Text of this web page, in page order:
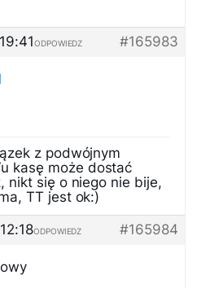
#165983
ODPOWIEDZ
z podwójnym
kasę może dostać
nikt się o niego nie bije,
TT jest ok:)
#165984
ODPOWIEDZ